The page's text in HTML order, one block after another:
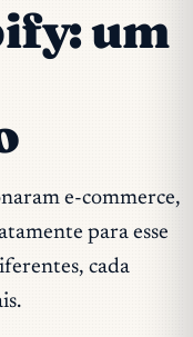
um
e-commerce,
para esse
cada